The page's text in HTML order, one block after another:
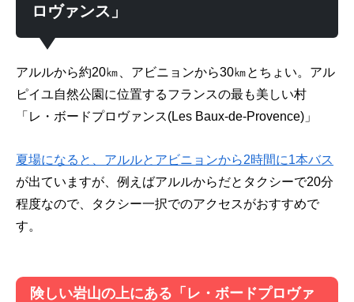
ロヴァンス」
アルルから約20㎞、アビニョンから30㎞とちょい。アル
ピイユ自然公園に位置するフランスの最も美しい村
「レ・ボードプロヴァンス(Les Baux-de-Provence)」
夏場になると、アルルとアビニョンから2時間に1本バス
が出ていますが、例えばアルルからだとタクシーで20分
程度なので、タクシー一択でのアクセスがおすすめで
す。
険しい岩山の上にある「レ・ボードプロヴァ